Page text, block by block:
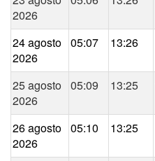
2026
24 agosto
2026
05:07 13:26
25 agosto
2026
05:09 13:25
26 agosto
2026
05:10 13:25